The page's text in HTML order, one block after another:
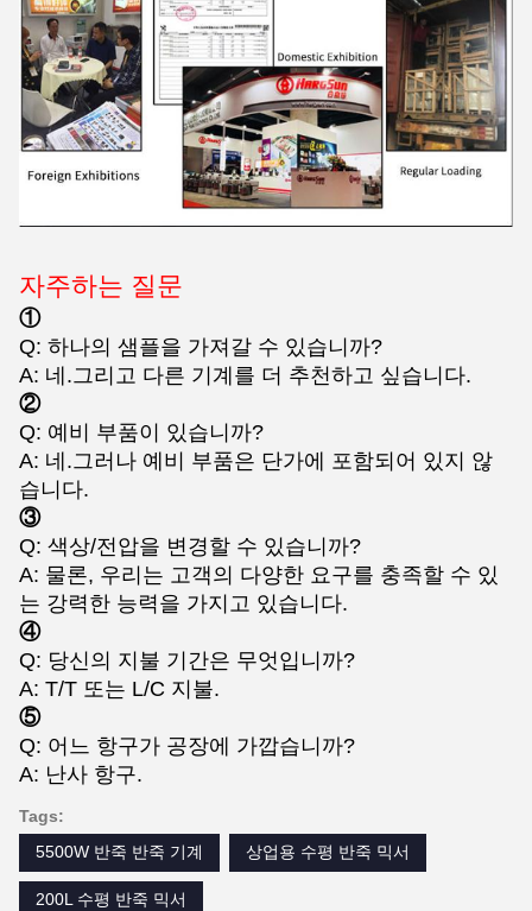
자주하는 질문
①
Q: 하나의 샘플을 가져갈 수 있습니까?
A: 네.그리고 다른 기계를 더 추천하고 싶습니다.
②
Q: 예비 부품이 있습니까?
A: 네.그러나 예비 부품은 단가에 포함되어 있지 않
습니다.
③
Q: 색상/전압을 변경할 수 있습니까?
A: 물론, 우리는 고객의 다양한 요구를 충족할 수 있
는 강력한 능력을 가지고 있습니다.
④
Q: 당신의 지불 기간은 무엇입니까?
A: T/T 또는 L/C 지불.
⑤
Q: 어느 항구가 공장에 가깝습니까?
A: 난사 항구.
Tags:
5500W 반죽 반죽 기계
상업용 수평 반죽 믹서
200L 수평 반죽 믹서